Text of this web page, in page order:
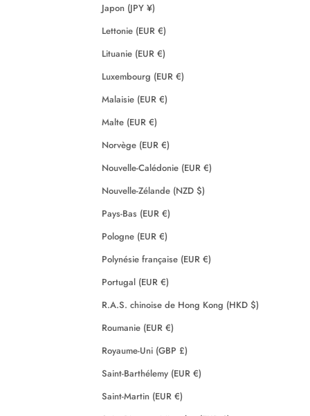
Japon (JPY ¥)
Lettonie (EUR €)
Lituanie (EUR €)
Luxembourg (EUR €)
Malaisie (EUR €)
Malte (EUR €)
Norvège (EUR €)
Nouvelle-Calédonie (EUR €)
Nouvelle-Zélande (NZD $)
Pays-Bas (EUR €)
Pologne (EUR €)
Polynésie française (EUR €)
Portugal (EUR €)
R.A.S. chinoise de Hong Kong (HKD $)
Roumanie (EUR €)
Royaume-Uni (GBP £)
Saint-Barthélemy (EUR €)
Saint-Martin (EUR €)